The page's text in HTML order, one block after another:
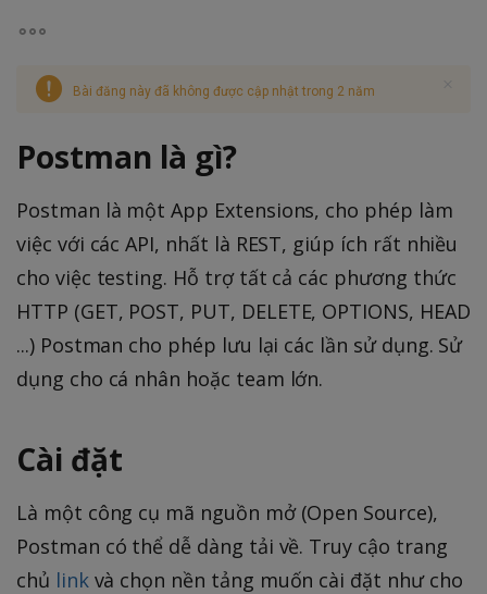
Bài đăng này đã không được cập nhật trong 2 năm
Postman là gì?
Postman là một App Extensions, cho phép làm
việc với các API, nhất là REST, giúp ích rất nhiều
cho việc testing. Hỗ trợ tất cả các phương thức
HTTP (GET, POST, PUT, DELETE, OPTIONS, HEAD
...) Postman cho phép lưu lại các lần sử dụng. Sử
dụng cho cá nhân hoặc team lớn.
Cài đặt
Là một công cụ mã nguồn mở (Open Source),
Postman có thể dễ dàng tải về. Truy cậo trang
chủ linkvà chọn nền tảng muốn cài đặt như cho